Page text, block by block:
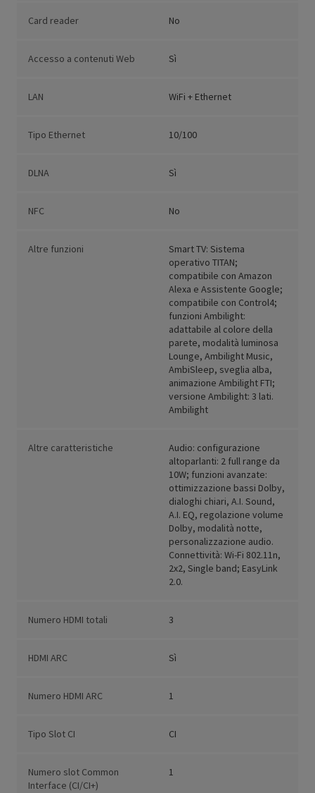
Card reader No
Accesso a contenuti Web Sì
LAN WiFi + Ethernet
Tipo Ethernet 10/100
DLNA Sì
NFC No
Altre funzioni
Smart TV: Sistema
operativo TITAN;
compatibile con Amazon
Alexa e Assistente Google;
compatibile con Control4;
funzioni Ambilight:
adattabile al colore della
parete, modalità luminosa
Lounge, Ambilight Music,
AmbiSleep, sveglia alba,
animazione Ambilight FTI;
versione Ambilight: 3 lati.
Ambilight
Altre caratteristiche
Audio: configurazione
altoparlanti: 2 full range da
10W; funzioni avanzate:
ottimizzazione bassi Dolby,
dialoghi chiari, A.I. Sound,
A.I. EQ, regolazione volume
Dolby, modalità notte,
personalizzazione audio.
Connettività: Wi-Fi 802.11n,
2x2, Single band; EasyLink
2.0.
Numero HDMI totali 3
HDMI ARC Sì
Numero HDMI ARC 1
Tipo Slot CI CI
Numero slot Common
Interface (CI/CI+)
1